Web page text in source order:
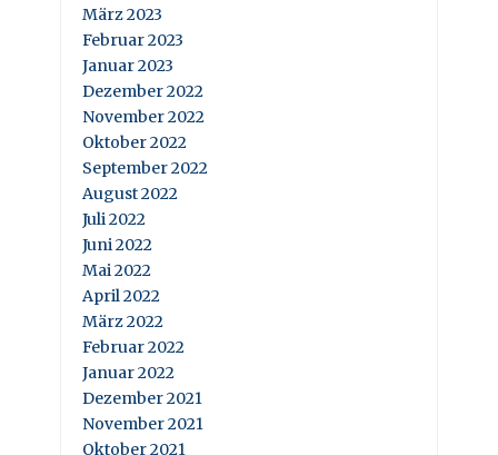
März 2023
Februar 2023
Januar 2023
Dezember 2022
November 2022
Oktober 2022
September 2022
August 2022
Juli 2022
Juni 2022
Mai 2022
April 2022
März 2022
Februar 2022
Januar 2022
Dezember 2021
November 2021
Oktober 2021